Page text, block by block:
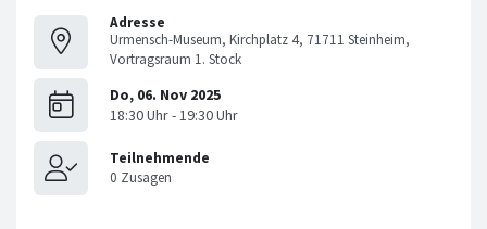
Adresse
Urmensch-Museum, Kirchplatz 4, 71711 Steinheim,
Vortragsraum 1. Stock